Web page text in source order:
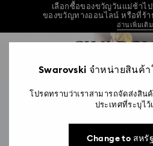
เลือกซื้อของขวัญวันแม่ช้าไ
ของขวัญทางออนไลน์ หรือที่ร้า
อ่านเพิ่มเติม
วันแม่ปีนี้ รับฟรี! กระเป๋าสะพ
เลือกซื้อของขวัญวันแม่ช้าไ
อ่านเพิ่มเติม
0 - หัวข้อ
4 - ผลลัพธ์จากการค้นหา
Swarovski จำหน่ายสินค้
โปรดทราบว่าเราสามารถจัดส่งสิ
ประเทศที่ระบุไว้
Change to สหรั